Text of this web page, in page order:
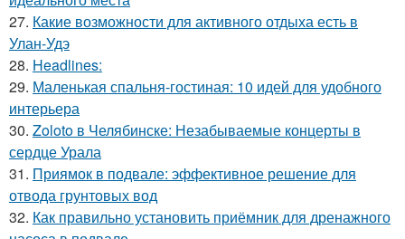
27. Какие возможности для активного отдыха есть в
Улан-Удэ
28. Headlines:
29. Маленькая спальня-гостиная: 10 идей для удобного
интерьера
30. Zoloto в Челябинске: Незабываемые концерты в
сердце Урала
31. Приямок в подвале: эффективное решение для
отвода грунтовых вод
32. Как правильно установить приёмник для дренажного